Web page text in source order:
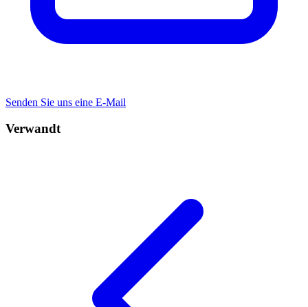
Senden Sie uns eine E-Mail
Verwandt